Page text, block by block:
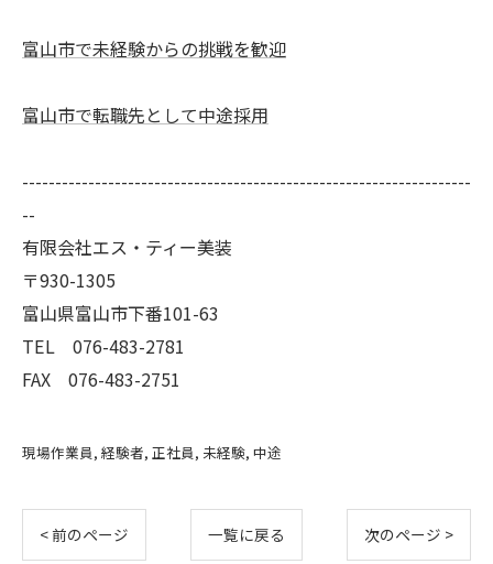
富山市で未経験からの挑戦を歓迎
富山市で転職先として中途採用
--------------------------------------------------------------------
--
有限会社エス・ティー美装
〒930-1305
富山県富山市下番101-63
TEL 076-483-2781
FAX 076-483-2751
現場作業員 経験者 正社員 未経験 中途
< 前のページ 一覧に戻る 次のページ >